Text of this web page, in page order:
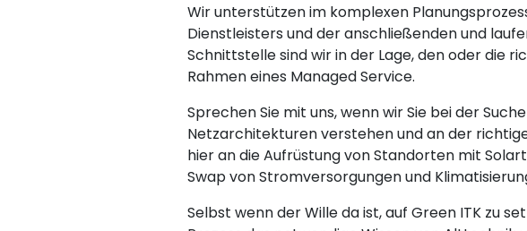
Wir unterstützen im komplexen
Dienstleisters und der anschließenden und
Schnittstelle sind wir in der Lage, den oder die
Rahmen eines Managed Service.
Sprechen Sie mit uns, wenn wir Sie bei der
Netzarchitekturen verstehen und an der
hier an die Aufrüstung von Standorten mit
Swap von Stromversorgungen und
Selbst wenn der Wille da ist, auf Green ITK zu